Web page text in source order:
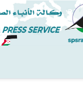
تجاوز
إلى
المحتوى
الرئيسي